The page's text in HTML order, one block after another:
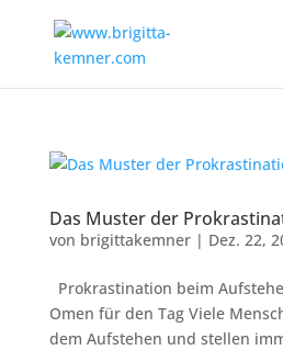
Das Muster der
von brigittakemner| Dez. 22,
Prokrastination beim
Omen für den Tag Viele
dem Aufstehen und stellen